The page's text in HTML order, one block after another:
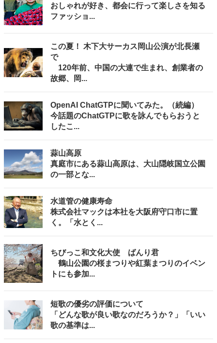
おしゃれが好き、都会に行って楽しさを知る
ファッショ...
この夏！ 木下大サーカス岡山公演が北長瀬
で
120年前、中国の大連で生まれ、創業者の
故郷、岡...
OpenAI ChatGTPに聞いてみた。（続編）
今話題のChatGTPに歌を詠んでもらおうと
したこ...
蒜山高原
真庭市にある蒜山高原は、大山隠岐国立公園
の一部とな...
水道管の健康寿命
株式会社マックは本社を大阪府守口市に置
く。「水とく...
ちびっこ和文化大使 ばんり君
鶴山公園の桜まつりや紅葉まつりのイベン
トにも参加...
短歌の優劣の評価について
「どんな歌が良い歌なのだろうか？」「いい
歌の基準は...